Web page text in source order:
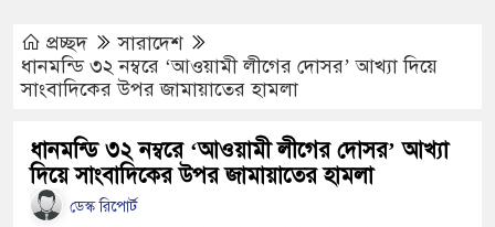
তুরস্কের প্রতিরক্ষা চুক্তি, হামলায় জবাব দেবে তিন
দশমিক ৩ টন কাঁদুনে গ্যাস আমদানি
বড় হবে: ছেলেকে নিয়ে রোনালদোর বড় আশা
প্রচ্ছদ
সারাদেশ
ধানমন্ডি ৩২ নম্বরে ‘আওয়ামী লীগের দোসর’ আখ্যা দিয়ে
সাংবাদিকের উপর জামায়াতের হামলা
ধানমন্ডি ৩২ নম্বরে ‘আওয়ামী লীগের দোসর’ আখ্যা
দিয়ে সাংবাদিকের উপর জামায়াতের হামলা
ডেস্ক রিপোর্ট